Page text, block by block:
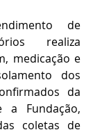
de
realiza
medicação e
dos
da
a Fundação,
coletas de